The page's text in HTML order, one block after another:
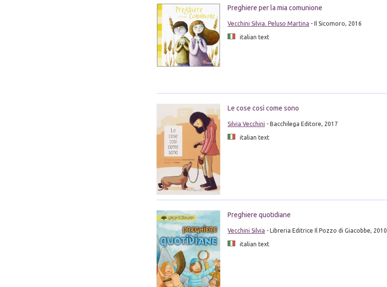
Preghiere per la mia comunione
Vecchini Silvia. Peluso Martina - Il Sicomoro, 2016
italian text
Le cose così come sono
Silvia Vecchini - Bacchilega Editore, 2017
italian text
Preghiere quotidiane
Vecchini Silvia - Libreria Editrice Il Pozzo di Giacobbe, 2010
italian text